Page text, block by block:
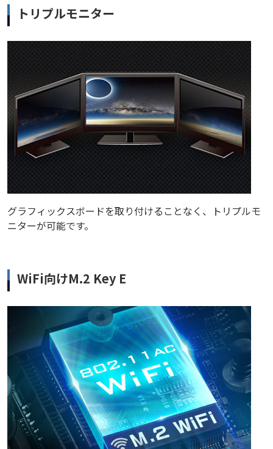
トリプルモニター
グラフィックスボードを取り付けることなく、トリプルモ
ニターが可能です。
WiFi向けM.2 Key E